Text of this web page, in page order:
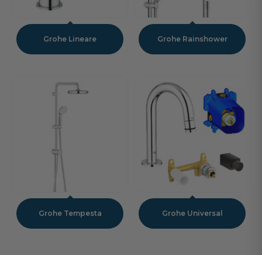
Grohe Lineare Grohe Rainshower
Grohe Tempesta Grohe Universal